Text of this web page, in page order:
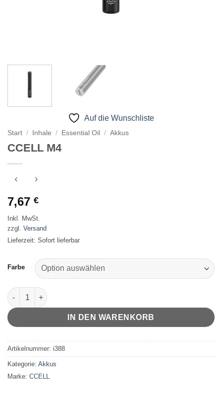
Auf die Wunschliste
Start / Inhale / Essential Oil / Akkus
CCELL M4
7,67 €
Inkl. MwSt.
zzgl. Versand
Lieferzeit: Sofort lieferbar
Farbe
CCELL M4 Menge
IN DEN WARENKORB
Artikelnummer: i388
Kategorie: Akkus
Marke: CCELL